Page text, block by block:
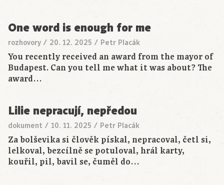
One word is enough for me
rozhovory / 20. 12. 2025 / Petr Placák
You recently received an award from the mayor of
Budapest. Can you tell me what it was about? The
award…
Lilie nepracují, nepředou
dokument / 10. 11. 2025 / Petr Placák
Za bolševika si člověk pískal, nepracoval, četl si,
lelkoval, bezcílně se potuloval, hrál karty,
kouřil, pil, bavil se, čuměl do…